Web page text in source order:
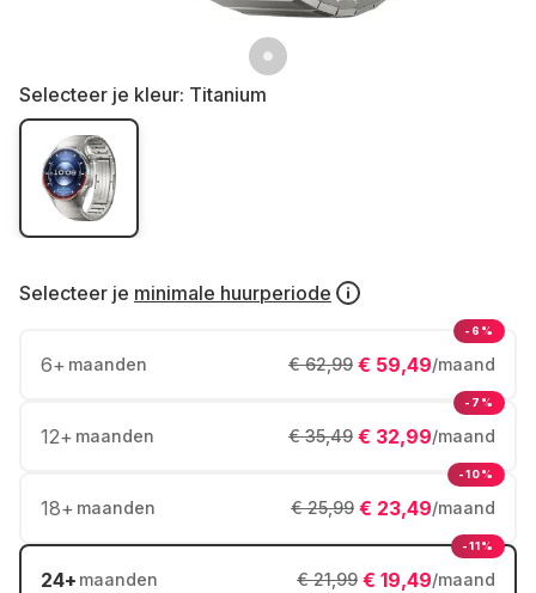
Selecteer je kleur: Titanium
Selecteer je minimale huurperiode
6+ maanden € 59,49/maand
€ 62,99
-6%
12+ maanden € 32,99/maand
€ 35,49
-7%
18+ maanden € 23,49/maand
€ 25,99
-10%
24+ maanden € 19,49/maand
€ 21,99
-11%